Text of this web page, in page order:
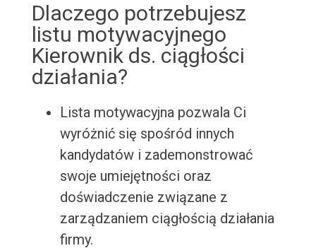
Dlaczego potrzebujesz
listu motywacyjnego
Kierownik ds. ciągłości
działania?
Lista motywacyjna pozwala Ci
wyróżnić się spośród innych
kandydatów i zademonstrować
swoje umiejętności oraz
doświadczenie związane z
zarządzaniem ciągłością działania
firmy.